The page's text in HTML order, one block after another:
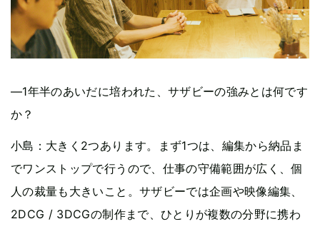
—1年半のあいだに培われた、サザビーの強みとは何です
か？
小島：大きく2つあります。まず1つは、編集から納品ま
でワンストップで行うので、仕事の守備範囲が広く、個
人の裁量も大きいこと。サザビーでは企画や映像編集、
2DCG / 3DCGの制作まで、ひとりが複数の分野に携わ